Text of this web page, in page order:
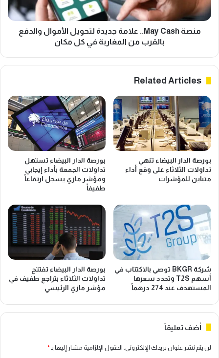
والدفع
بالقرب
منصة May Cash.. علامة جديدة لتحويل الأموال والدفع
بالقرب من المغاربة في كل مكان
Related Articles
بورصة الدار البيضاء تنهي
تداولات الثلاثاء على وقع أداء
متباين للمؤشرات
بورصة الدار البيضاء تستهل
تداولات الجمعة بأداء إيجابي
ومؤشر مازي يسجل ارتفاعاً
طفيفاً
شركة BKGR توصي بالاكتتاب في
أسهم T2S وتحدد سعرها
المستهدف عند 274 درهماً
بورصة الدار البيضاء تفتتح
تداولات الثلاثاء بتراجع طفيف في
مؤشر مازي الرئيسي
أضف تعليقاً
لن يتم نشر عنوان بريدك الإلكتروني. الحقول الإلزامية مشار إليها بـ *